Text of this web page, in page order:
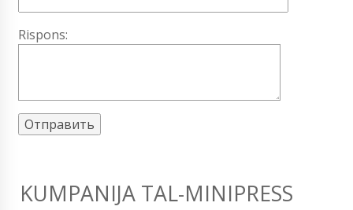
Rispons:
KUMPANIJA TAL-MINIPRESS